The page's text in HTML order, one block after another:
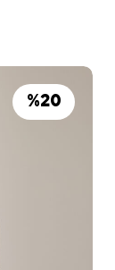
%20